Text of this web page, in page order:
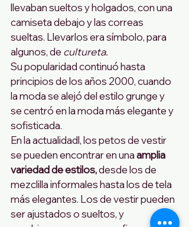
llevaban sueltos y holgados, con una
camiseta debajo y las correas
sueltas. Llevarlos era símbolo, para
algunos, de cultureta.
Su popularidad continuó hasta
principios de los años 2000, cuando
la moda se alejó del estilo grunge y
se centró en la moda más elegante y
sofisticada.
En la actualidadl, los petos de vestir
se pueden encontrar en una amplia
variedad de estilos, desde los de
mezclilla informales hasta los de tela
más elegantes. Los de vestir pueden
ser ajustados o sueltos, y